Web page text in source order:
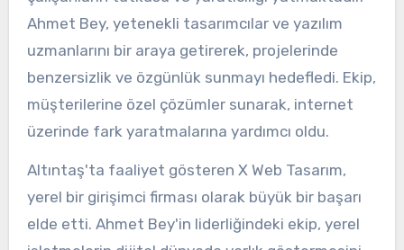
Ahmet Bey, yetenekli tasarımcılar ve yazılım
uzmanlarını bir araya getirerek, projelerinde
benzersizlik ve özgünlük sunmayı hedefledi. Ekip,
müşterilerine özel çözümler sunarak, internet
üzerinde fark yaratmalarına yardımcı oldu.
Altıntaş'ta faaliyet gösteren X Web Tasarım,
yerel bir girişimci firması olarak büyük bir başarı
elde etti. Ahmet Bey'in liderliğindeki ekip, yerel